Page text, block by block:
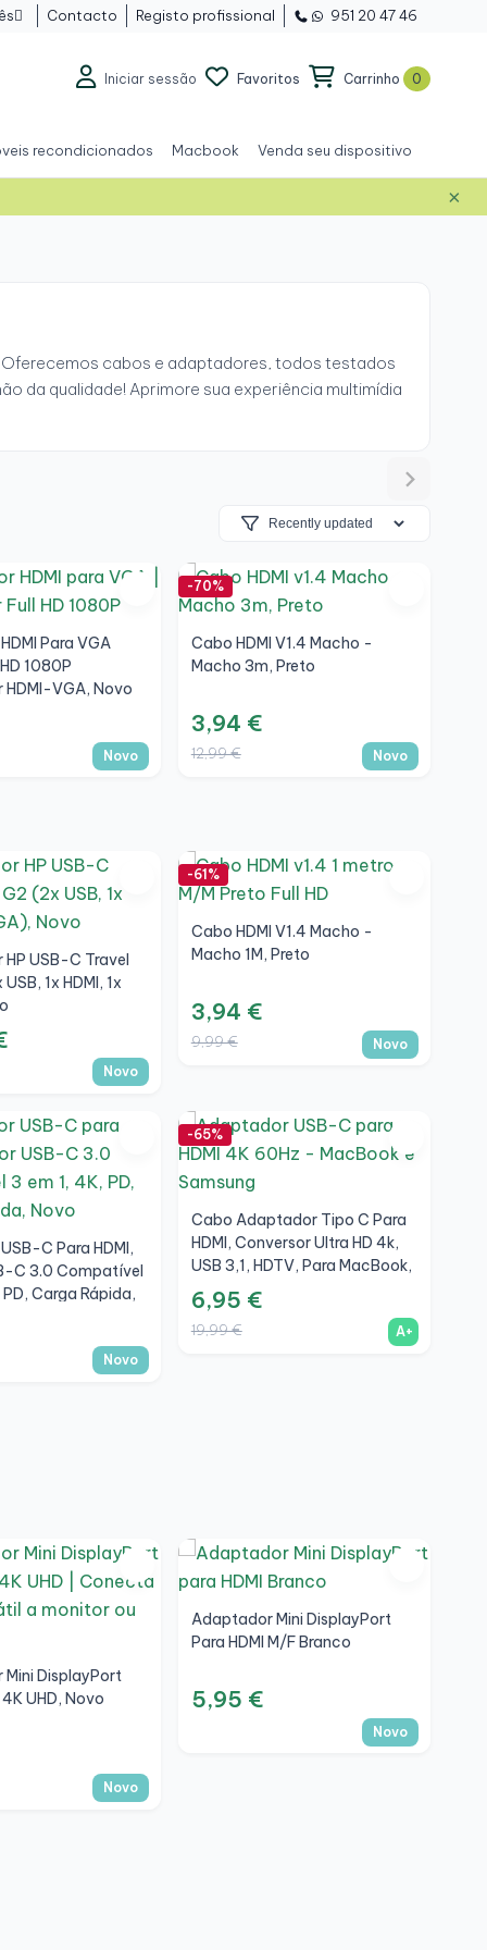
 Contacto Registo profissional 951 20 47 46
Iniciar sessão Favoritos Carrinho 0
recondicionados Macbook Venda seu dispositivo
×
cabos e adaptadores, todos testados
da qualidade! Aprimore sua experiência multimídia
Para VGA
1080P
VGA, Novo
Novo
-70%
Cabo HDMI V1.4 Macho -
Macho 3m, Preto
3,94 €
12,99 € Novo
USB-C Travel
1x HDMI, 1x
Novo
-61%
Cabo HDMI V1.4 Macho -
Macho 1M, Preto
3,94 €
9,99 € Novo
C Para HDMI,
C 3.0 Compatível
PD, Carga Rápida,
Novo
-65%
Cabo Adaptador Tipo C Para
HDMI, Conversor Ultra HD 4k,
USB 3,1, HDTV, Para MacBook,
Samsung, Prata, A+
6,95 €
19,99 € A+
DisplayPort
UHD, Novo
Novo
Adaptador Mini DisplayPort
Para HDMI M/F Branco
5,95 €
Novo